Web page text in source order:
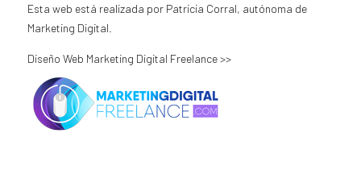
Esta web está realizada por Patricia Corral, autónoma de
Marketing Digital.
Diseño Web Marketing Digital Freelance >>